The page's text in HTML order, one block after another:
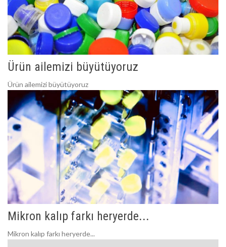
Ürün ailemizi büyütüyoruz
Ürün ailemizi büyütüyoruz
Mikron kalıp farkı heryerde...
Mikron kalıp farkı heryerde...